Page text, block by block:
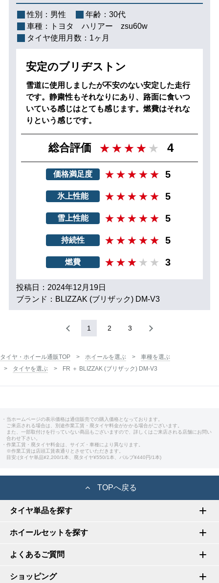
性別： 男性 年齢： 30代
車種：
トヨタ ハリアー zsu60w
タイヤ使用月数： 1ヶ月
安定のブリヂストン
雪道に使用しましたが不安のない安定した走行
です。静粛性もそれなりにあり、路面に食いつ
いている感じはとても感じます。燃費はそれな
りという感じです。
総合評価 4
価格満足度 5
氷上性能 5
雪上性能 5
持続性 5
燃費 3
投稿日：2024年12月19日
ブランド：BLIZZAK (ブリザック) DM-V3
1 2 3
タイヤ・ホイール通販TOP ホイールを選ぶ
車種を選ぶ
タイヤを選ぶ
FR ＋ BLIZZAK (ブリザック) DM-V3
・当ホームページの表示価格は通信販売での購入価格となっております。
ご来店される場合は、別途作業工賃・廃タイヤ料金がかかる場合がございます。
また、一部取付けを行っていない商品もございますので、詳しくはご来店される店舗にお問い
合わせ下さい。
・作業工賃・廃タイヤ料金は、サイズ・車種により異なります。
※作業工賃は店頭工賃表通りとさせていただきます。
目安:(タイヤ単品¥2,200/1本、廃タイヤ¥550/1本、バルブ¥440円/1本)
TOPへ戻る
タイヤ単品を探す
ホイールセットを探す
よくあるご質問
ショッピング